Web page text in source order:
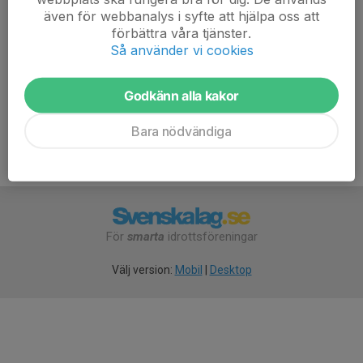
Anmälan är öppen för gruppens medlemmar.Logga in här
För smarta idrottsföreningar
Välj version: Mobil Desktop
även för webbanalys i syfte att hjälpa oss att
förbättra våra tjänster.
Så använder vi cookies
Godkänn alla kakor
Bara nödvändiga